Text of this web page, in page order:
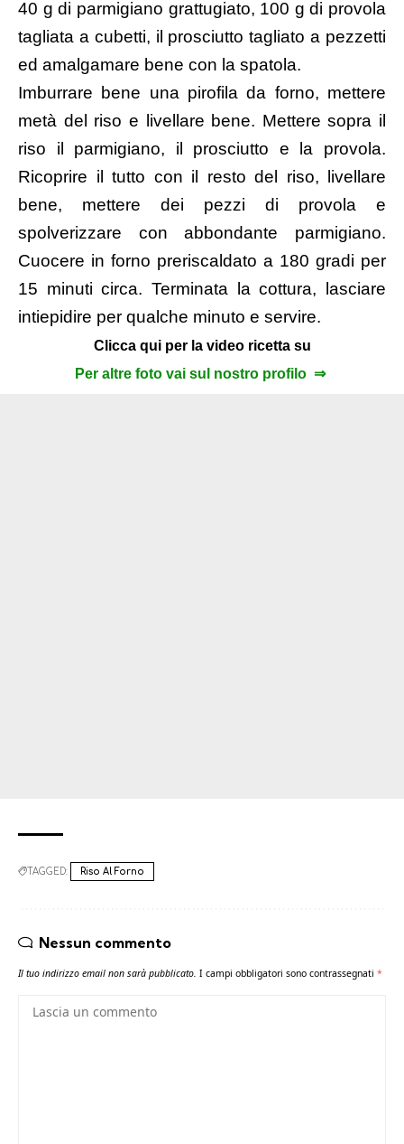
40 g di parmigiano grattugiato, 100 g di provola
tagliata a cubetti, il prosciutto tagliato a pezzetti
ed amalgamare bene con la spatola.
Imburrare bene una pirofila da forno, mettere
metà del riso e livellare bene. Mettere sopra il
riso il parmigiano, il prosciutto e la provola.
Ricoprire il tutto con il resto del riso, livellare
bene, mettere dei pezzi di provola e
spolverizzare con abbondante parmigiano.
Cuocere in forno preriscaldato a 180 gradi per
15 minuti circa. Terminata la cottura, lasciare
intiepidire per qualche minuto e servire.
Clicca qui per la video ricetta su
Per altre foto vai sul nostro profilo ⇒
TAGGED: Riso Al Forno
Nessun commento
Il tuo indirizzo email non sarà pubblicato. I campi obbligatori sono contrassegnati *